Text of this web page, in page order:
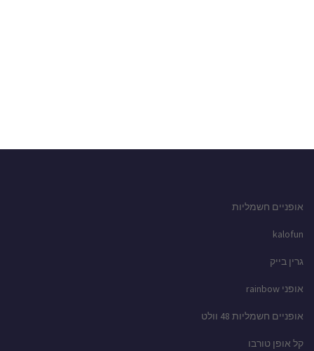
אופניים חשמליות
kalofun
גרין בייק
אופני rainbow
אופניים חשמליות 48 וולט
קל אופן טורבו